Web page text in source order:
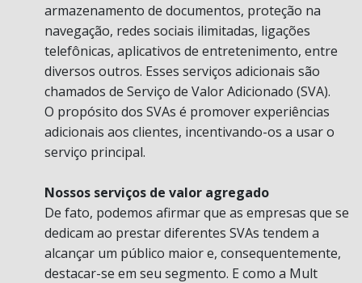
armazenamento de documentos, proteção na
navegação, redes sociais ilimitadas, ligações
telefônicas, aplicativos de entretenimento, entre
diversos outros. Esses serviços adicionais são
chamados de Serviço de Valor Adicionado (SVA).
O propósito dos SVAs é promover experiências
adicionais aos clientes, incentivando-os a usar o
serviço principal.
Nossos serviços de valor agregado
De fato, podemos afirmar que as empresas que se
dedicam ao prestar diferentes SVAs tendem a
alcançar um público maior e, consequentemente,
destacar-se em seu segmento. E como a Mult